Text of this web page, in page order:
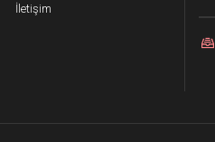
İletişim